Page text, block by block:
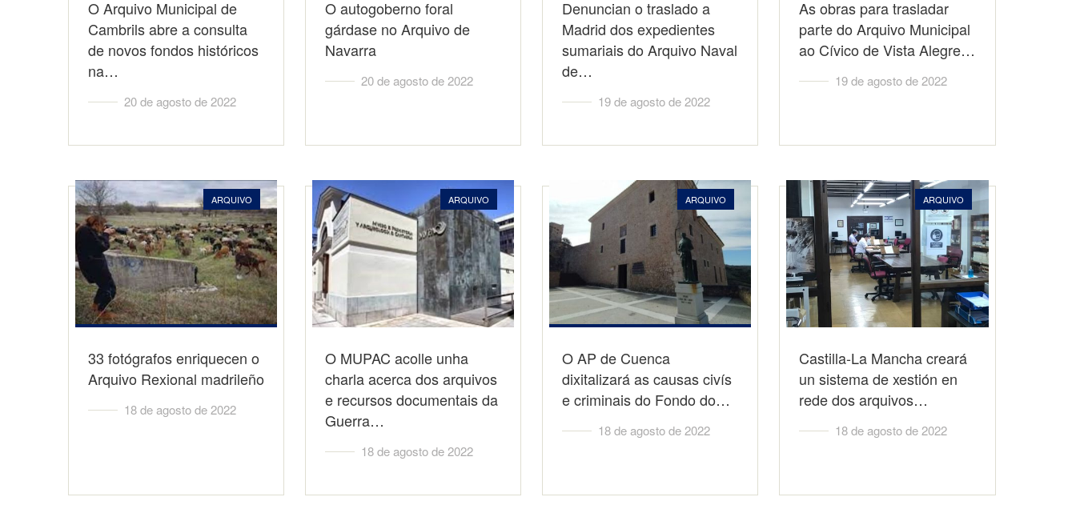
O Arquivo Municipal de
Cambrils abre a consulta
de novos fondos históricos
na…
20 de agosto de 2022
O autogoberno foral
gárdase no Arquivo de
Navarra
20 de agosto de 2022
Denuncian o traslado a
Madrid dos expedientes
sumariais do Arquivo Naval
de…
19 de agosto de 2022
As obras para trasladar
parte do Arquivo Municipal
ao Cívico de Vista Alegre…
19 de agosto de 2022
ARQUIVO
33 fotógrafos enriquecen o
Arquivo Rexional madrileño
18 de agosto de 2022
ARQUIVO
O MUPAC acolle unha
charla acerca dos arquivos
e recursos documentais da
Guerra…
18 de agosto de 2022
ARQUIVO
O AP de Cuenca
dixitalizará as causas civís
e criminais do Fondo do…
18 de agosto de 2022
ARQUIVO
Castilla-La Mancha creará
un sistema de xestión en
rede dos arquivos…
18 de agosto de 2022